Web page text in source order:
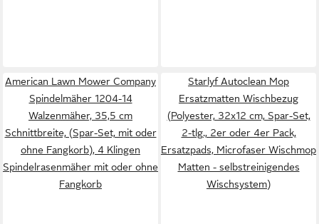
American Lawn Mower Company
Spindelmäher 1204-14
Walzenmäher, 35,5 cm
Schnittbreite, (Spar-Set, mit oder
ohne Fangkorb), 4 Klingen
Spindelrasenmäher mit oder ohne
Fangkorb
Starlyf Autoclean Mop
Ersatzmatten Wischbezug
(Polyester, 32x12 cm, Spar-Set,
2-tlg., 2er oder 4er Pack,
Ersatzpads, Microfaser Wischmop
Matten - selbstreinigendes
Wischsystem)